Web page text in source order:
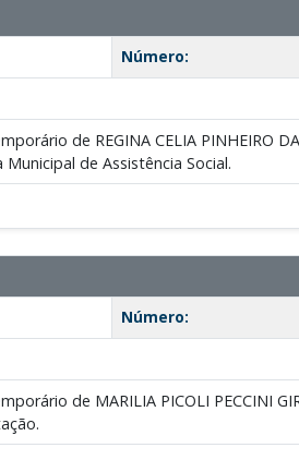
Número:
de REGINA CELIA PINHEIRO
de Assistência Social.
Número:
de MARILIA PICOLI PECCINI